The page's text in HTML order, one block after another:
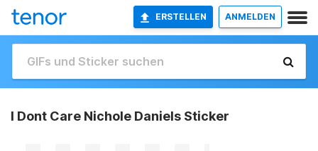
ERSTELLEN ANMELDEN
I Dont Care Nichole Daniels Sticker